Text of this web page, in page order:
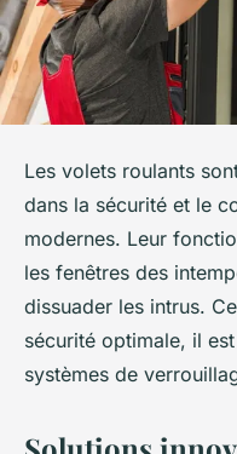
Les volets roulants
dans la sécurité et le
modernes. Leur
les fenêtres des
dissuader les intrus.
sécurité optimale, il
systèmes de